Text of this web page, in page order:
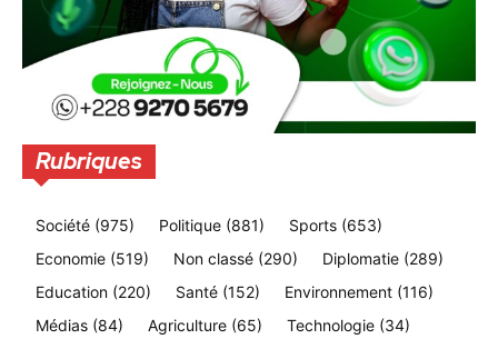
Rubriques
Société (975) Politique (881) Sports (653)
Economie (519) Non classé (290) Diplomatie (289)
Education (220) Santé (152) Environnement (116)
Médias (84) Agriculture (65) Technologie (34)